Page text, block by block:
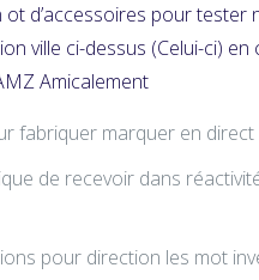
ot d’accessoires pour
ville ci-dessus (Celui-ci)
Amicalement
fabriquer marquer en
de recevoir dans
pour direction les mot